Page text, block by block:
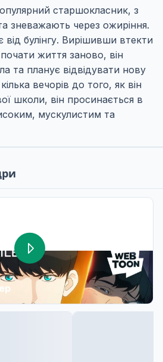
старшокласник, з
зневажають через ожиріння.
булінгу. Вирішивши втекти
життя заново, він
та планує відвідувати нову
вечорів до того, як він
школи, він просинається в
мускулистим та